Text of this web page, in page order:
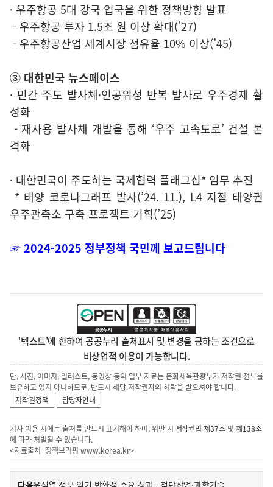
· 우주항공 5대 강국 입국을 위한 정책방향 발표
- 우주항공 투자 1.5조 원 이상 확대(’27)
- 우주항공산업 세계시장 점유율 10% 이상(’45)
③ 대한민국 뉴스페이스
· 민간 주도 발사체·인공위성 반복 발사로 우주경제 활
성화
- 재사용 발사체 개발을 통해 ‘우주 고속도로’ 건설 본
격화
· 대한민국이 주도하는 국제협력 플래그십* 임무 추진
* 태양 코로나그래프 발사(’24. 11.), L4 지점 태양권
우주관측소 구축 프로젝트 기획(’25)
☞ 2024-2025 정부정책 국민께 보고드립니다
'텍스트'에 한하여 공공누리 출처표시 및 변경을 금하는 조건으로
비상업적 이용이 가능합니다.
단, 사진, 이미지, 일러스트, 동영상 등의 일부 자료는 문화체육관광부가 저작권 전부를
보유하고 있지 아니하므로, 반드시 해당 저작권자의 허락을 받으셔야 합니다.
저작권정책
담당자안내
기사 이용 시에는 출처를 반드시 표기해야 하며, 위반 시 저작권법 제37조 및제138조
에 따라 처벌될 수 있습니다.
<자료출처=정책브리핑 www.korea.kr>
이다음기
윤석열 정부 임기 반환점 주요 성과 - 첨단산업·과학기술